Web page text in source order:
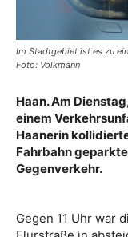
Im Stadtgebiet ist es zu
Foto: Volkmann
Haan. Am
einem
Haanerin
Fahrbahn
Gegenverkehr.
Gegen 11 Uhr war